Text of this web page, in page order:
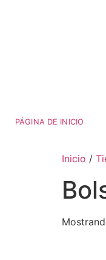
PÁGINA DE INICIO
Inicio /